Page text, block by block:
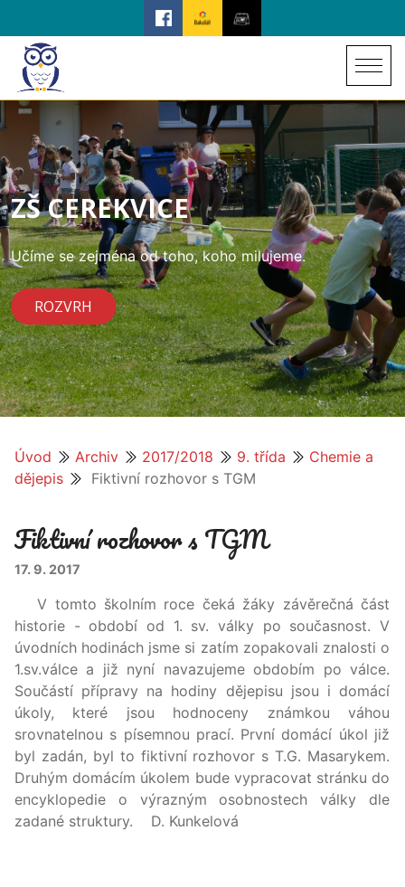
ZŠ CEREKVICE
Učíme se zejména od toho, koho milujeme.
ROZVRH
Úvod Archiv 2017/2018 9. třída
Chemie a
dějepis
Fiktivní rozhovor s TGM
Fiktivní rozhovor s TGM
17. 9. 2017
V tomto školním roce čeká žáky závěrečná část
historie - období od 1. sv. války po současnost. V
úvodních hodinách jsme si zatím zopakovali znalosti o
1.sv.válce a již nyní navazujeme obdobím po válce.
Součástí přípravy na hodiny dějepisu jsou i domácí
úkoly, které jsou hodnoceny známkou váhou
srovnatelnou s písemnou prací. První domácí úkol již
byl zadán, byl to fiktivní rozhovor s T.G. Masarykem.
Druhým domácím úkolem bude vypracovat stránku do
encyklopedie o výrazným osobnostech války dle
zadané struktury. D. Kunkelová